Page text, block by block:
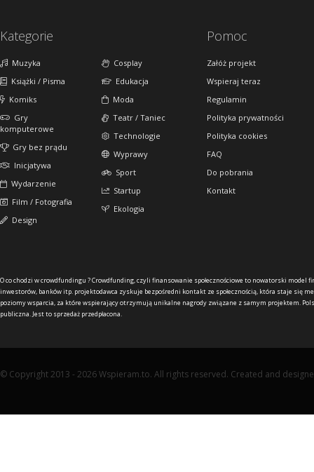
Kategorie
Muzyka
Książki / Pisma
Komiks
Gry
komputerowe
Gry bez prądu
Inicjatywa
Wydarzenie
Film / Fotografia
Design
Cosplay
Edukacja
Moda
Teatr / Taniec
Technologie
Wyprawy
Sport
Startup
Ekologia
Pomoc
Załóż projekt
Wspieraj teraz
Regulamin
Polityka prywatności
Polityka cookies
FAQ
Do pobrania
Kontakt
O co chodzi w crowdfundingu ?Crowdfunding, czyli finansowanie społecznościowe to nowatorski model
inwestorów, banków itp. projektodawca zyskuje bezpośredni kontakt ze społecznością, która staje się
poziomy wsparcia, za które wspierający otrzymują unikalne nagrody związane z samym projektem.
publiczna. Jest to sprzedaż przedpłacona.
© Copyright 2013 - 2026 Wspieram.to. All rights reserved. Created and